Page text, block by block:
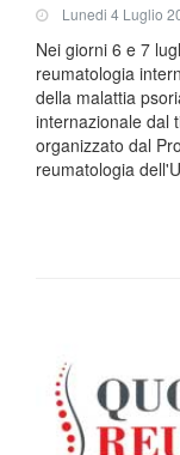
Lunedi 4 Luglio
Nei giorni 6 e 7
reumatologia
della malattia
internazionale dal
organizzato dal
reumatologia